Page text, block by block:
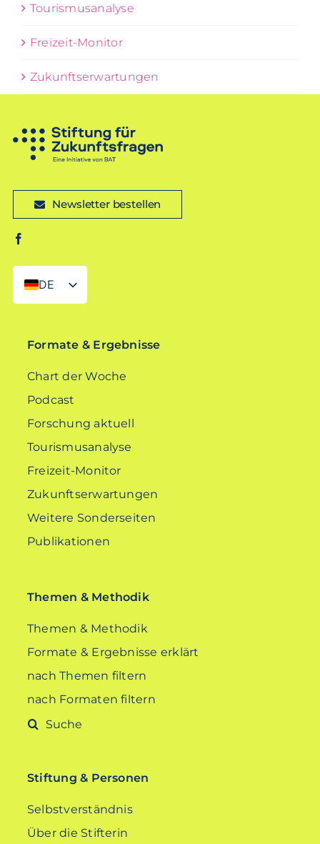
Tourismusanalyse
Freizeit-Monitor
Zukunftserwartungen
Newsletter bestellen
DE
EN
Formate & Ergebnisse
Chart der Woche
Podcast
Forschung aktuell
Tourismusanalyse
Freizeit-Monitor
Zukunftserwartungen
Weitere Sonderseiten
Publikationen
Themen & Methodik
Themen & Methodik
Formate & Ergebnisse erklärt
nach Themen filtern
nach Formaten filtern
Suche
Stiftung & Personen
Selbstverständnis
Über die Stifterin